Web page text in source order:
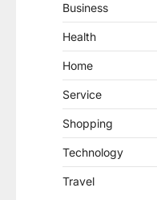
Business
Health
Home
Service
Shopping
Technology
Travel